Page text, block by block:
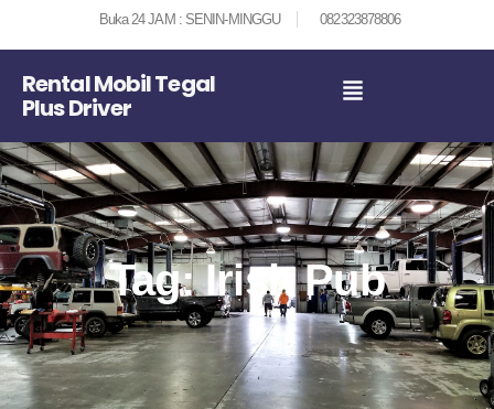
Buka 24 JAM : SENIN-MINGGU 082323878806
Rental Mobil Tegal
Plus Driver
Tag: Irish Pub